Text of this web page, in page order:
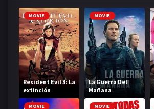
MOVIE
Resident Evil 3: La
extinción
MOVIE
La Guerra Del
Mañana
MOVIE MOVIE